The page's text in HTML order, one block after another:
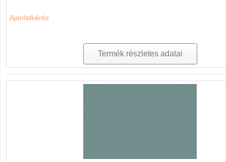
Ajánlatkérés
Termék részletes adatai